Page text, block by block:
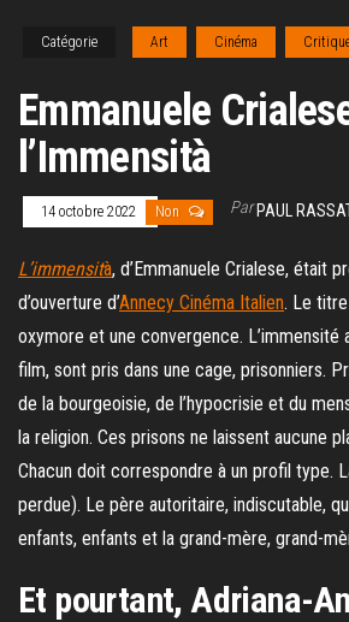
Catégorie Art Cinéma
Emmanuele
l’Immensità
14 octobre 2022 Non ParPAUL
L’immensità, d’Emmanuele Crialese, était
d’ouverture d’Annecy Cinéma Italien. Le
oxymore et une convergence. L’immensité
film, sont pris dans une cage, prisonniers.
de la bourgeoisie, de l’hypocrisie et du
la religion. Ces prisons ne laissent aucune
Chacun doit correspondre à un profil type.
perdue). Le père autoritaire, indiscutable,
enfants, enfants et la grand-mère, grand-
Et pourtant, Adriana-